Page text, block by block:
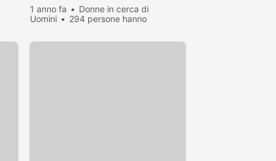
1 anno fa
Donne in cerca di
Uomini
294 persone hanno